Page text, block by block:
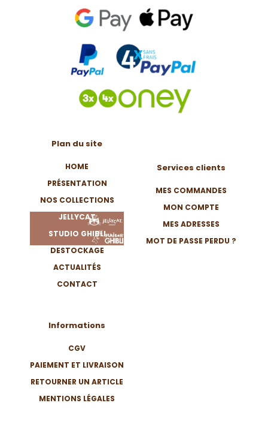
Plan du site
HOME
PRÉSENTATION
NOS COLLECTIONS
JELLYCAT
STUDIO GHIBLI
DESTOCKAGE
ACTUALITÉS
CONTACT
Informations
CGV
PAIEMENT ET LIVRAISON
RETOURNER UN ARTICLE
MENTIONS LÉGALES
Services clients
MES COMMANDES
MON COMPTE
MES ADRESSES
MOT DE PASSE PERDU ?